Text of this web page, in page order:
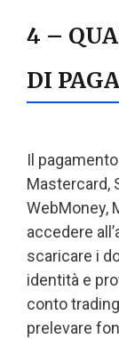
4 –
DI
Il
Mastercard,
WebMoney,
accedere
scaricare i
identità e
conto
prelevare